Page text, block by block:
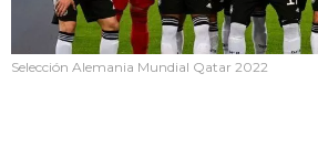
Selección Alemania Mundial Qatar 2022